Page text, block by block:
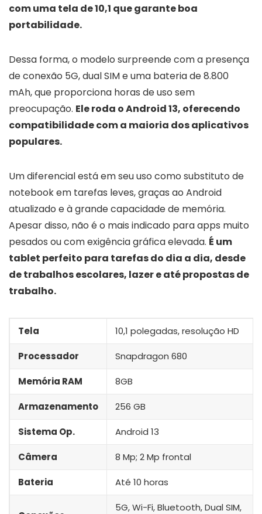
com uma tela de 10,1 que garante boa
portabilidade.
Dessa forma, o modelo surpreende com a presença
de conexão 5G, dual SIM e uma bateria de 8.800
mAh, que proporciona horas de uso sem
preocupação. Ele roda o Android 13, oferecendo
compatibilidade com a maioria dos aplicativos
populares.
Um diferencial está em seu uso como substituto de
notebook em tarefas leves, graças ao Android
atualizado e à grande capacidade de memória.
Apesar disso, não é o mais indicado para apps muito
pesados ou com exigência gráfica elevada. É um
tablet perfeito para tarefas do dia a dia, desde
de trabalhos escolares, lazer e até propostas de
trabalho.
Tela 10,1 polegadas, resolução HD
Processador Snapdragon 680
Memória RAM 8GB
Armazenamento 256 GB
Sistema Op. Android 13
Câmera 8 Mp; 2 Mp frontal
Bateria Até 10 horas
5G, Wi-Fi, Bluetooth, Dual SIM,